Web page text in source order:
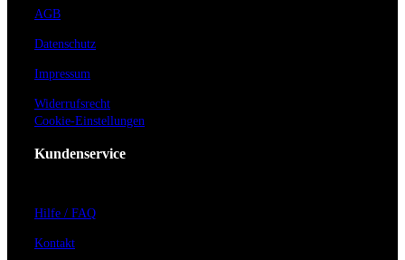
AGB
Datenschutz
Impressum
Widerrufsrecht
Cookie-Einstellungen
Kundenservice
Hilfe / FAQ
Kontakt